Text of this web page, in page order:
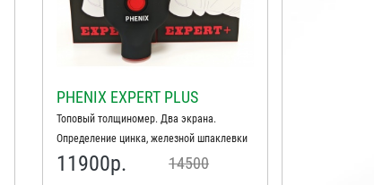
PHENIX EXPERT PLUS
Топовый толщиномер. Два экрана.
Определение цинка, железной шпаклевки
11900р. 14500